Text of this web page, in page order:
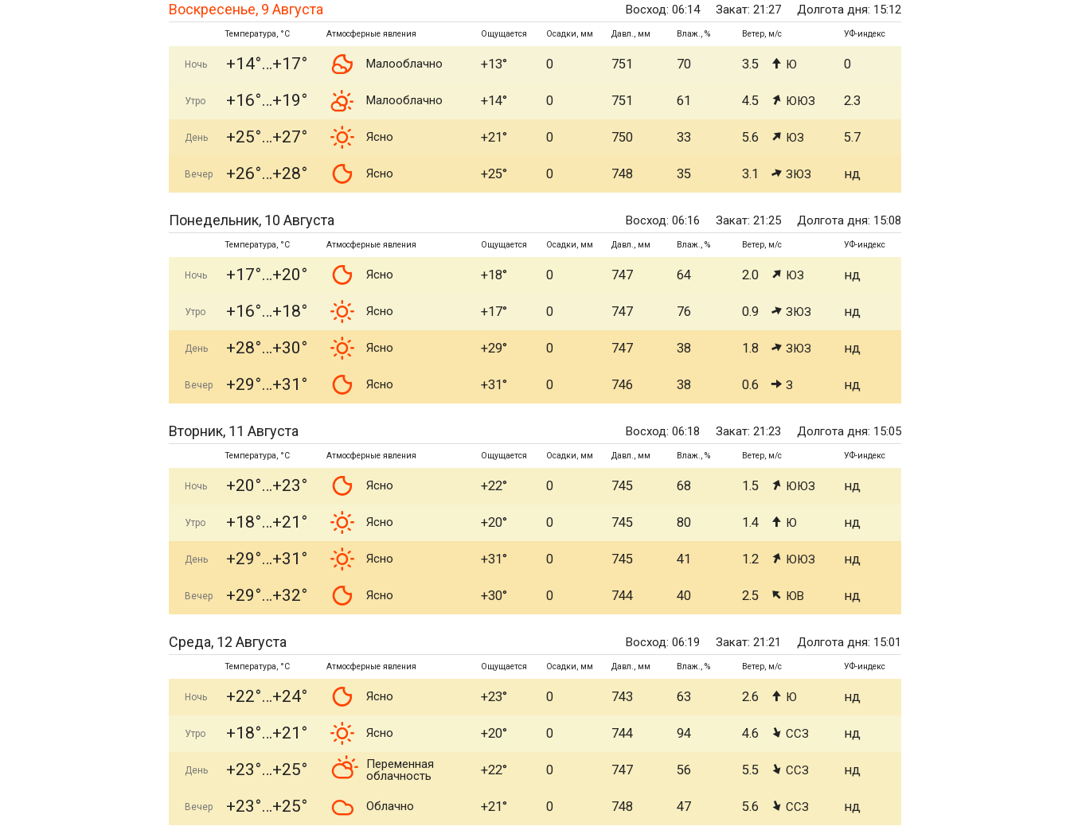
Воскресенье, 9 Августа Восход: 06:14 Закат: 21:27 Долгота дня: 15:12
Температура, °C Атмосферные явления Ощущается Осадки, мм Давл., мм Влаж., % Ветер, м/с УФ-индекс
Ночь +14° +17° Малооблачно +13° 0 751 70 3.5 Ю 0
Утро +16° +19° Малооблачно +14° 0 751 61 4.5 ЮЮЗ 2.3
День +25° +27° Ясно +21° 0 750 33 5.6 ЮЗ 5.7
Вечер +26° +28° Ясно +25° 0 748 35 3.1 ЗЮЗ нд
Понедельник, 10 Августа Восход: 06:16 Закат: 21:25 Долгота дня: 15:08
Температура, °C Атмосферные явления Ощущается Осадки, мм Давл., мм Влаж., % Ветер, м/с УФ-индекс
Ночь +17° +20° Ясно +18° 0 747 64 2.0 ЮЗ нд
Утро +16° +18° Ясно +17° 0 747 76 0.9 ЗЮЗ нд
День +28° +30° Ясно +29° 0 747 38 1.8 ЗЮЗ нд
Вечер +29° +31° Ясно +31° 0 746 38 0.6 З нд
Вторник, 11 Августа Восход: 06:18 Закат: 21:23 Долгота дня: 15:05
Температура, °C Атмосферные явления Ощущается Осадки, мм Давл., мм Влаж., % Ветер, м/с УФ-индекс
Ночь +20° +23° Ясно +22° 0 745 68 1.5 ЮЮЗ нд
Утро +18° +21° Ясно +20° 0 745 80 1.4 Ю нд
День +29° +31° Ясно +31° 0 745 41 1.2 ЮЮЗ нд
Вечер +29° +32° Ясно +30° 0 744 40 2.5 ЮВ нд
Среда, 12 Августа Восход: 06:19 Закат: 21:21 Долгота дня: 15:01
Температура, °C Атмосферные явления Ощущается Осадки, мм Давл., мм Влаж., % Ветер, м/с УФ-индекс
Ночь +22° +24° Ясно +23° 0 743 63 2.6 Ю нд
Утро +18° +21° Ясно +20° 0 744 94 4.6 ССЗ нд
День +23° +25°
Переменная
облачность
+22° 0 747 56 5.5 ССЗ нд
Вечер +23° +25° Облачно +21° 0 748 47 5.6 ССЗ нд